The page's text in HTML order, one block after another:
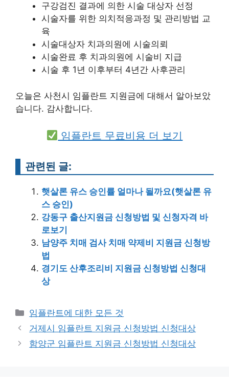
구강검진 결과에 의한 시술 대상자 선정
시술자를 위한 의치적응과정 및 관리방법 교
육
시술대상자 치과의원에 시술의뢰
시술완료 후 치과의원에 시술비 지급
시술 후 1년 이후부터 4년간 사후관리
오늘은 사천시 임플란트 지원금에 대해서 알아보았
습니다. 감사합니다.
임플란트 무료비용 더 보기
관련된 글:
햇살론 유스 승인률 얼마나 될까요(햇살론 유
스 승인)
강동구 출산지원금 신청방법 및 신청자격 바
로보기
남양주 치매 검사 치매 약제비 지원금 신청방
법
경기도 산후조리비 지원금 신청방법 신청대
상
Categories
임플란트에 대한 모든 것
Post
navigation
거제시 임플란트 지원금 신청방법 신청대상
함양군 임플란트 지원금 신청방법 신청대상